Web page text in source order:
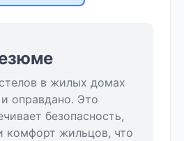
в жилых домах
оправдано. Это
безопасность,
комфорт жильцов, что